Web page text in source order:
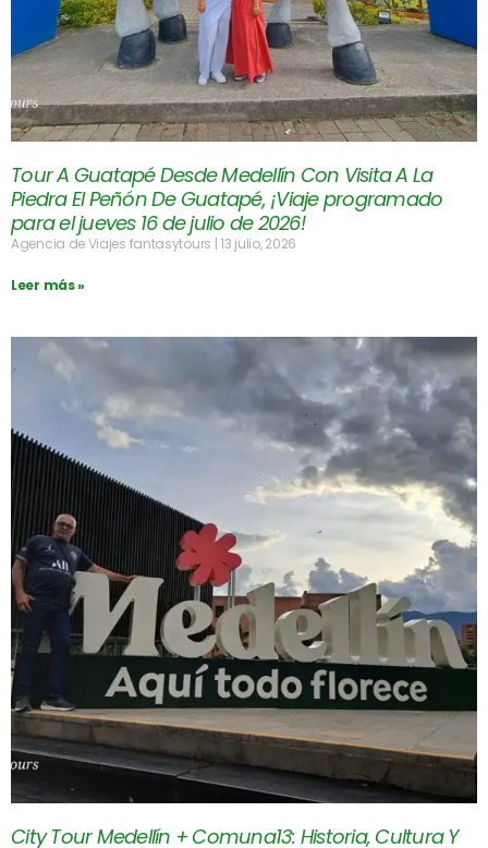
Tour A Guatapé Desde Medellín Con Visita A La
Piedra El Peñón De Guatapé, ¡Viaje programado
para el jueves 16 de julio de 2026!
Agencia de Viajes fantasytours 13 julio, 2026
Leer más »
City Tour Medellín + Comuna13: Historia, Cultura Y